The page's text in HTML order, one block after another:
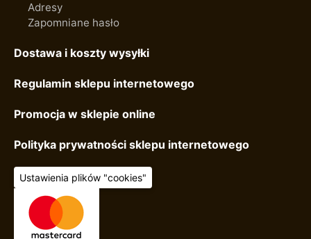
Adresy
Zapomniane hasło
Dostawa i koszty wysyłki
Regulamin sklepu internetowego
Promocja w sklepie online
Polityka prywatności sklepu internetowego
Ustawienia plików "cookies"